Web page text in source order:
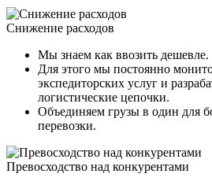
Снижение расходов
Мы знаем как ввозить дешевле.
Для этого мы постоянно
экспедиторских услуг и
логистические цепочки.
Объединяем грузы в один для
перевозки.
Превосходство над конкурентами